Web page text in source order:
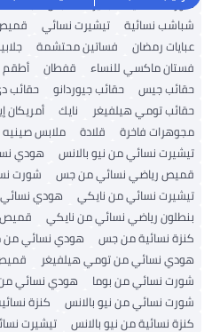
شباشب نسائية
تيشيرت نسائي
عبايات رمضان
فساتين محتشمة
فستان ماكسي للنساء
قفطان أطقم
حقائب جيس
حقائب جيوردانو حقائب
حقائب تومي هيلفيغر
نايك أمريكان
مجوهرات فاخرة
قلادة ملابس صينيه
تيشيرت نسائي من نيو بالانس
هودي
قميص رياضي نسائي من جس
شورت
تيشيرت نسائي من نايكي
هودي
بنطلون رياضي نسائي من نايكي
قميص
كنزة نسائية من جس
هودي نسائي من
هودي نسائي من تومي هيلفيغر
شورت نسائي من بوما
هودي نسائي من
شورت نسائي من نيو بالانس
كنزة
كنزة نسائية من نيو بالانس
تيشيرت